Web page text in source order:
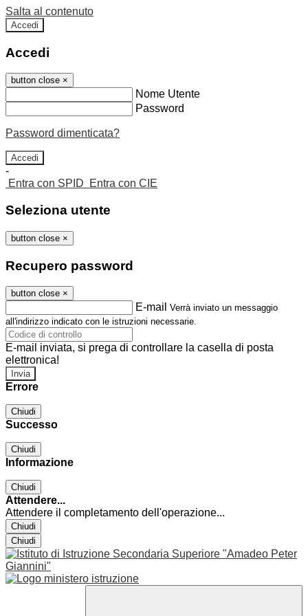
Salta al contenuto
Accedi
Accedi
button close ×
Nome Utente
Password
Password dimenticata?
-
Entra con SPID
Entra con CIE
Seleziona utente
button close ×
Recupero password
button close ×
E-mail Verrà inviato un messaggio
all'indirizzo indicato con le istruzioni necessarie.
E-mail inviata, si prega di controllare la casella di posta
elettronica!
Errore
Chiudi
Successo
Chiudi
Informazione
Chiudi
Attendere...
Attendere il completamento dell'operazione...
Chiudi
Chiudi